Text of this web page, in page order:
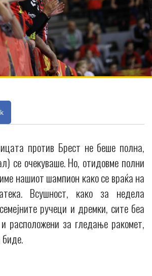
против Брест не беше полна,
се очекуваше. Но, отидовме полни
нашиот шампион како се враќа на
Всушност, како за недела
ручеци и дремки, сите беа
расположени за гледање ракомет,